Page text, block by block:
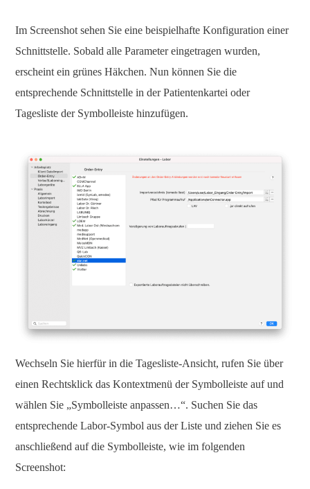
Im Screenshot sehen Sie eine beispielhafte Konfiguration einer
Schnittstelle. Sobald alle Parameter eingetragen wurden,
erscheint ein grünes Häkchen. Nun können Sie die
entsprechende Schnittstelle in der Patientenkartei oder
Tagesliste der Symbolleiste hinzufügen.
Wechseln Sie hierfür in die Tagesliste-Ansicht, rufen Sie über
einen Rechtsklick das Kontextmenü der Symbolleiste auf und
wählen Sie „Symbolleiste anpassen…“. Suchen Sie das
entsprechende Labor-Symbol aus der Liste und ziehen Sie es
anschließend auf die Symbolleiste, wie im folgenden
Screenshot: